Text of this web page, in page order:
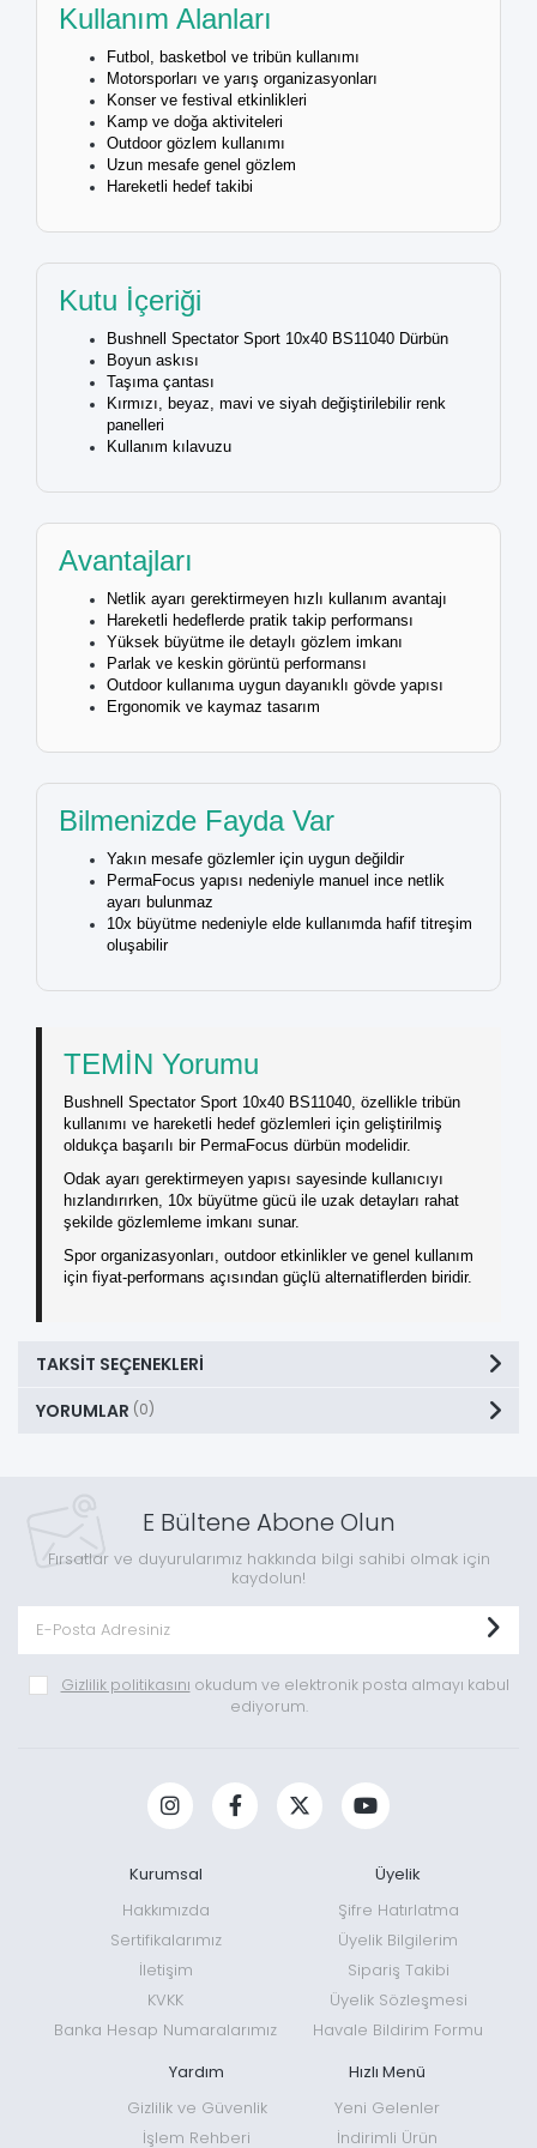
Kullanım Alanları
Futbol, basketbol ve tribün kullanımı
Motorsporları ve yarış organizasyonları
Konser ve festival etkinlikleri
Kamp ve doğa aktiviteleri
Outdoor gözlem kullanımı
Uzun mesafe genel gözlem
Hareketli hedef takibi
Kutu İçeriği
Bushnell Spectator Sport 10x40 BS11040 Dürbün
Boyun askısı
Taşıma çantası
Kırmızı, beyaz, mavi ve siyah değiştirilebilir renk
panelleri
Kullanım kılavuzu
Avantajları
Netlik ayarı gerektirmeyen hızlı kullanım avantajı
Hareketli hedeflerde pratik takip performansı
Yüksek büyütme ile detaylı gözlem imkanı
Parlak ve keskin görüntü performansı
Outdoor kullanıma uygun dayanıklı gövde yapısı
Ergonomik ve kaymaz tasarım
Bilmenizde Fayda Var
Yakın mesafe gözlemler için uygun değildir
PermaFocus yapısı nedeniyle manuel ince netlik
ayarı bulunmaz
10x büyütme nedeniyle elde kullanımda hafif titreşim
oluşabilir
TEMİN Yorumu
Bushnell Spectator Sport 10x40 BS11040, özellikle tribün
kullanımı ve hareketli hedef gözlemleri için geliştirilmiş
oldukça başarılı bir PermaFocus dürbün modelidir.
Odak ayarı gerektirmeyen yapısı sayesinde kullanıcıyı
hızlandırırken, 10x büyütme gücü ile uzak detayları rahat
şekilde gözlemleme imkanı sunar.
Spor organizasyonları, outdoor etkinlikler ve genel kullanım
için fiyat-performans açısından güçlü alternatiflerden biridir.
TAKSIT SEÇENEKLERI
YORUMLAR (0)
E Bültene Abone Olun
Fırsatlar ve duyurularımız hakkında bilgi sahibi olmak için
kaydolun!
Gizlilik politikasını okudum ve elektronik posta almayı kabul
ediyorum.
Kurumsal
Hakkımızda
Sertifikalarımız
İletişim
KVKK
Banka Hesap Numaralarımız
Üyelik
Şifre Hatırlatma
Üyelik Bilgilerim
Sipariş Takibi
Üyelik Sözleşmesi
Havale Bildirim Formu
Yardım
Gizlilik ve Güvenlik
İşlem Rehberi
Hızlı Menü
Yeni Gelenler
İndirimli Ürün